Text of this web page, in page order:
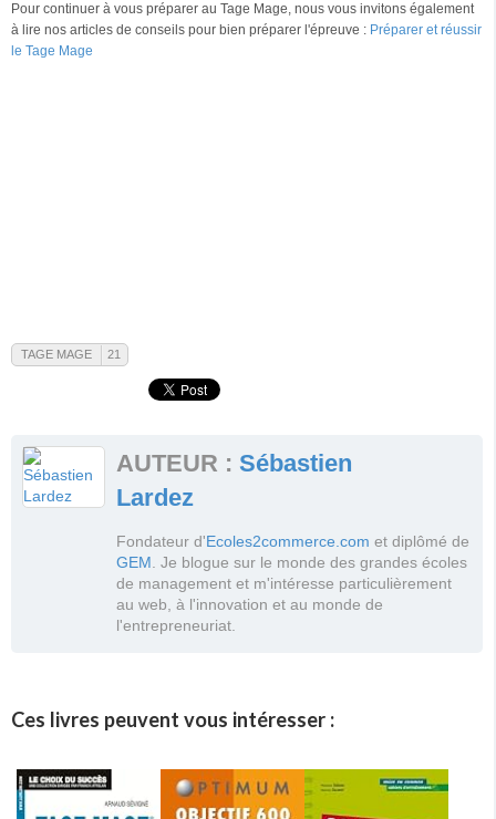
Pour continuer à vous préparer au Tage Mage, nous vous invitons également
à lire nos articles de conseils pour bien préparer l'épreuve : Préparer et réussir
le Tage Mage
TAGE MAGE 21
Voir toutes les actualités de ce tag
Voir tous les messages du forum
AUTEUR : Sébastien
Lardez
Fondateur d'Ecoles2commerce.com et diplômé de
GEM . Je blogue sur le monde des grandes écoles
de management et m'intéresse particulièrement
au web, à l'innovation et au monde de
l'entrepreneuriat.
Ces livres peuvent vous intéresser :